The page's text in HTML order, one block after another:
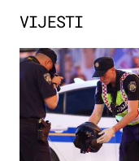
VIJESTI